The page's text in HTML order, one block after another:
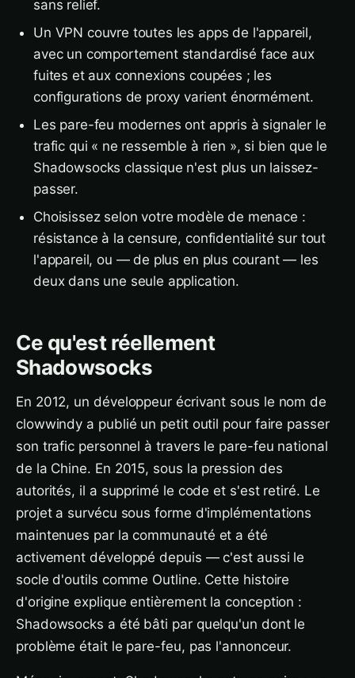
sans relief.
Un VPN couvre toutes les apps de l'appareil,
avec un comportement standardisé face aux
fuites et aux connexions coupées ; les
configurations de proxy varient énormément.
Les pare-feu modernes ont appris à signaler le
trafic qui « ne ressemble à rien », si bien que le
Shadowsocks classique n'est plus un laissez-
passer.
Choisissez selon votre modèle de menace :
résistance à la censure, confidentialité sur tout
l'appareil, ou — de plus en plus courant — les
deux dans une seule application.
Ce qu'est réellement
Shadowsocks
En 2012, un développeur écrivant sous le nom de
clowwindy a publié un petit outil pour faire passer
son trafic personnel à travers le pare-feu national
de la Chine. En 2015, sous la pression des
autorités, il a supprimé le code et s'est retiré. Le
projet a survécu sous forme d'implémentations
maintenues par la communauté et a été
activement développé depuis — c'est aussi le
socle d'outils comme Outline. Cette histoire
d'origine explique entièrement la conception :
Shadowsocks a été bâti par quelqu'un dont le
problème était le pare-feu, pas l'annonceur.